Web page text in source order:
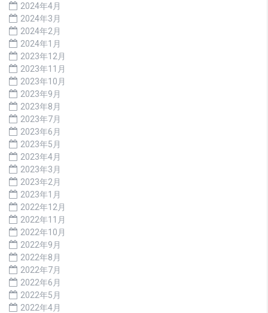
2024年4月
2024年3月
2024年2月
2024年1月
2023年12月
2023年11月
2023年10月
2023年9月
2023年8月
2023年7月
2023年6月
2023年5月
2023年4月
2023年3月
2023年2月
2023年1月
2022年12月
2022年11月
2022年10月
2022年9月
2022年8月
2022年7月
2022年6月
2022年5月
2022年4月